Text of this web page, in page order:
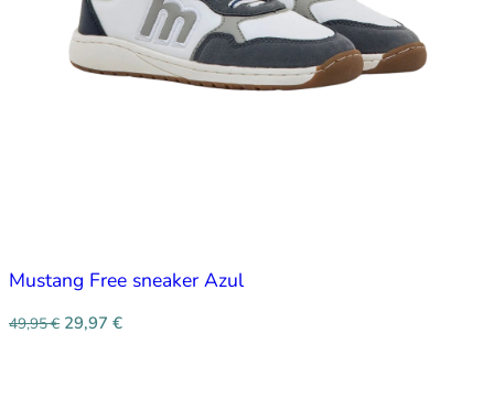
Mustang Free sneaker Azul
49,95€ 29,97 €